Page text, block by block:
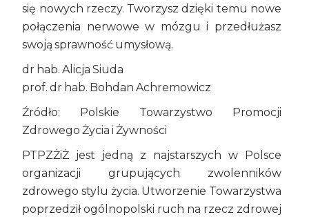
się nowych rzeczy. Tworzysz dzięki temu nowe
połączenia nerwowe w mózgu i przedłużasz
swoją sprawność umysłową.
dr hab. Alicja Siuda
prof. dr hab. Bohdan Achremowicz
Źródło: Polskie Towarzystwo Promocji
Zdrowego Życia i Żywności
PTPZŻiŻ jest jedną z najstarszych w Polsce
organizacji grupujących zwolenników
zdrowego stylu życia. Utworzenie Towarzystwa
poprzedził ogólnopolski ruch na rzecz zdrowej